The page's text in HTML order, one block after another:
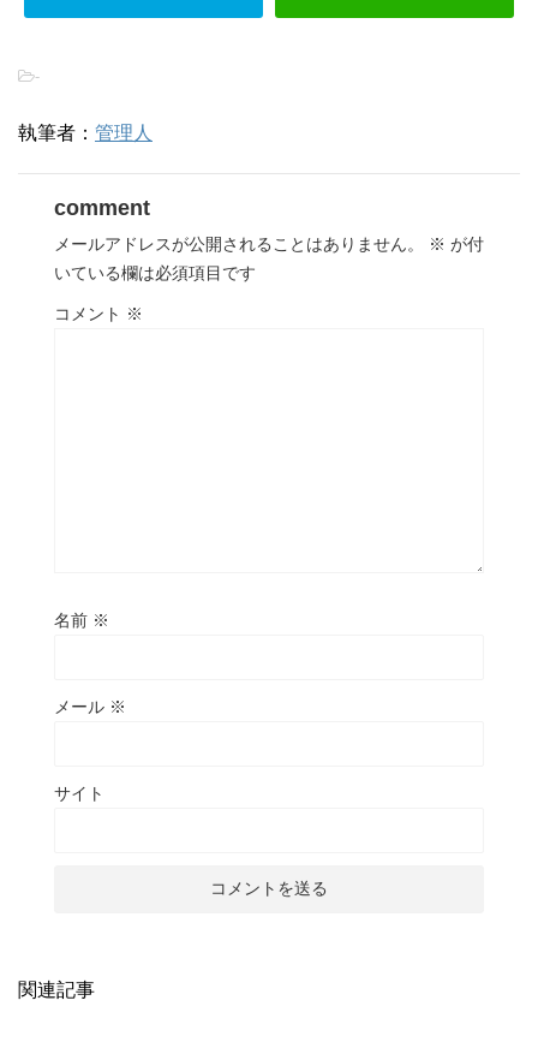
-
執筆者： 管理人
comment
メールアドレスが公開されることはありません。 ※ が付
いている欄は必須項目です
コメント ※
名前 ※
メール ※
サイト
関連記事